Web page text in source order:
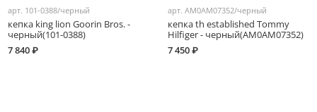
арт. 101-0388/черный
кепка king lion Goorin Bros. -
черный(101-0388)
7 840 ₽
арт. AM0AM07352/черный
кепка th established Tommy
Hilfiger - черный(AM0AM07352)
7 450 ₽